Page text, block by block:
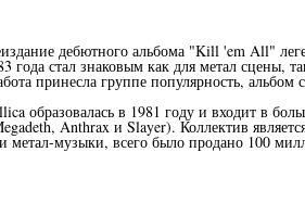
дебютного альбома "Kill 'em All"
года стал знаковым как для метал сцены,
принесла группе популярность, альбом
образовалась в 1981 году и входит в
Anthrax и Slayer). Коллектив
метал-музыки, всего было продано 100